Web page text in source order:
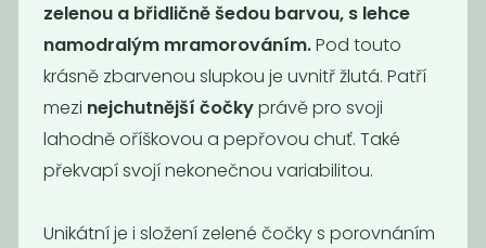
89Kč/ Kg 179Kč/ Kg
Novinka
zelenou a břidličně šedou barvou, s lehce
namodralým mramorováním.Pod touto
krásně zbarvenou slupkou je uvnitř žlutá. Patří
mezi nejchutnější čočkyprávě pro svoji
lahodně oříškovou a pepřovou chuť. Také
překvapí svojí nekonečnou variabilitou.
Unikátní je i složení zelené čočky s porovnáním